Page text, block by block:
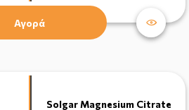
Αγορά
Solgar Magnesium Citrate